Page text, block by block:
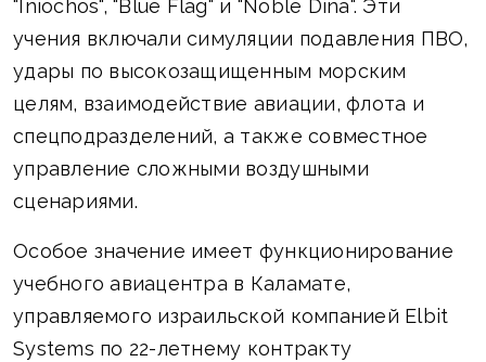
"Iniochos", "Blue Flag" и "Noble Dina". Эти
учения включали симуляции подавления ПВО,
удары по высокозащищенным морским
целям, взаимодействие авиации, флота и
спецподразделений, а также совместное
управление сложными воздушными
сценариями.
Особое значение имеет функционирование
учебного авиацентра в Каламате,
управляемого израильской компанией Elbit
Systems по 22-летнему контракту